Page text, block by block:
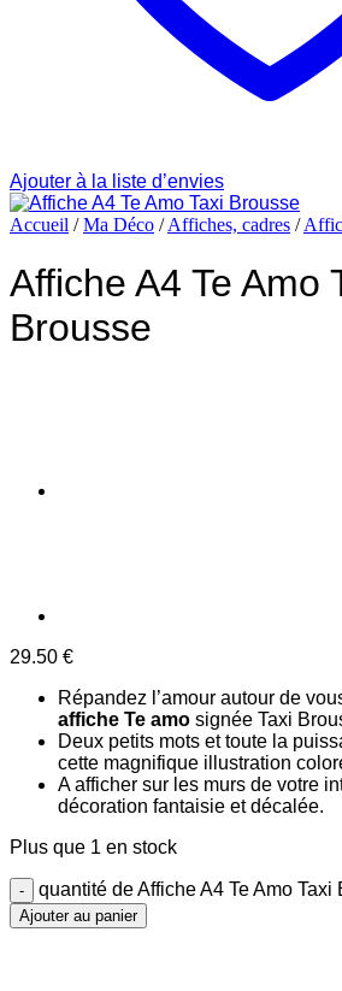
Ajouter à la liste d’envies
Accueil / Ma Déco / Affiches, cadres /
Affiche A4 Te Amo
Brousse
29.50 €
Répandez l’amour autour de
affiche Te amo signée Taxi
Deux petits mots et toute la
cette magnifique illustration
A afficher sur les murs de votre
décoration fantaisie et décalée.
Plus que 1 en stock
quantité de Affiche A4 Te Amo Taxi
Ajouter au panier